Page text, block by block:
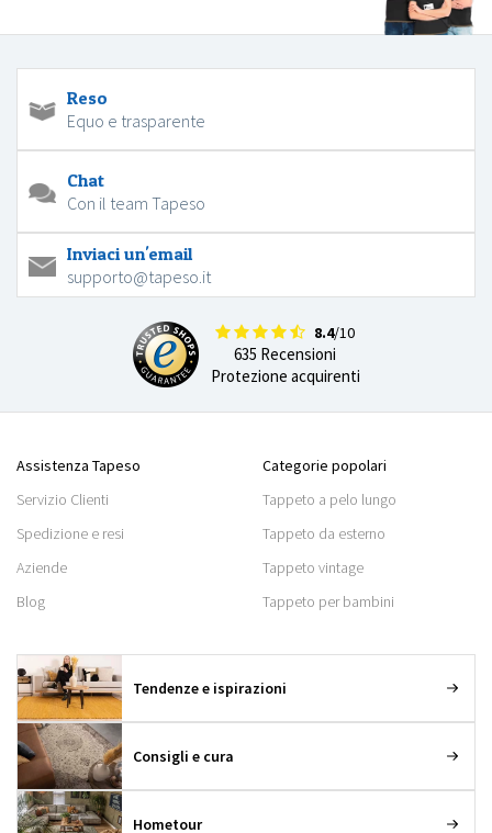
Reso
Equo e trasparente
Chat
Con il team Tapeso
Inviaci un'email
supporto@tapeso.it
8.4/10
635 Recensioni
Protezione acquirenti
Assistenza Tapeso
Servizio Clienti
Spedizione e resi
Aziende
Blog
Categorie popolari
Tappeto a pelo lungo
Tappeto da esterno
Tappeto vintage
Tappeto per bambini
Tendenze e ispirazioni
Consigli e cura
Hometour